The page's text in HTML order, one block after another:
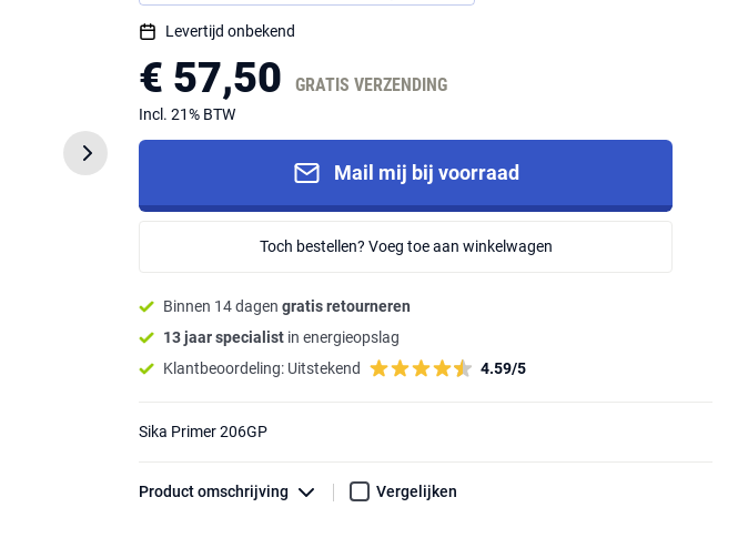
Levertijd onbekend
€ 57,50 GRATIS VERZENDING
Incl. 21% BTW
Mail mij bij voorraad
Toch bestellen? Voeg toe aan winkelwagen
Binnen 14 dagen gratis retourneren
13 jaar specialist in energieopslag
Klantbeoordeling: Uitstekend 4.59/5
Sika Primer 206GP
Product omschrijving Vergelijken